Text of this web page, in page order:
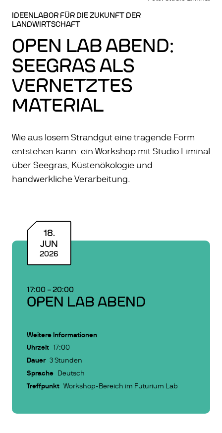
IDEENLABOR FÜR DIE ZUKUNFT DER
LANDWIRTSCHAFT
OPEN LAB ABEND:
SEEGRAS ALS
VERNETZTES
MATERIAL
Wie aus losem Strandgut eine tragende Form
entstehen kann: ein Workshop mit Studio Liminal
über Seegras, Küstenökologie und
handwerkliche Verarbeitung.
18.
JUN
2026
17:00 –20:00
OPEN LAB ABEND
Weitere Informationen
Uhrzeit 17:00
Dauer 3 Stunden
Sprache Deutsch
Treffpunkt Workshop-Bereich im Futurium Lab